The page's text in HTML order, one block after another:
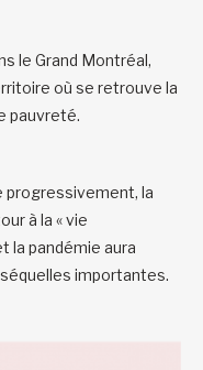
le Grand Montréal,
où se retrouve la
pauvreté.
progressivement, la
à la « vie
la pandémie aura
importantes.